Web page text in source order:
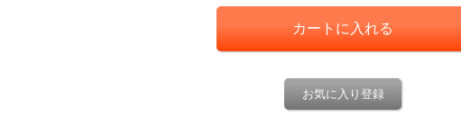
お気に入り登録